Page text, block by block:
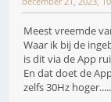
Meest vreemde
Waar ik bij de
is dit via de App
En dat doet de
zelfs 30Hz hoger.....